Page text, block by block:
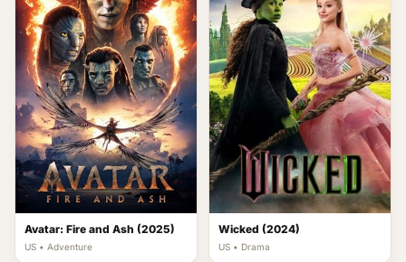
Avatar: Fire and Ash (2025)
US • Adventure
Wicked (2024)
US • Drama